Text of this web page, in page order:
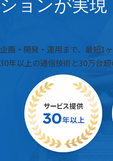
パートナ
ションが実現
企画・開発・運用まで、最短1
30年以上の通信技術と30万台